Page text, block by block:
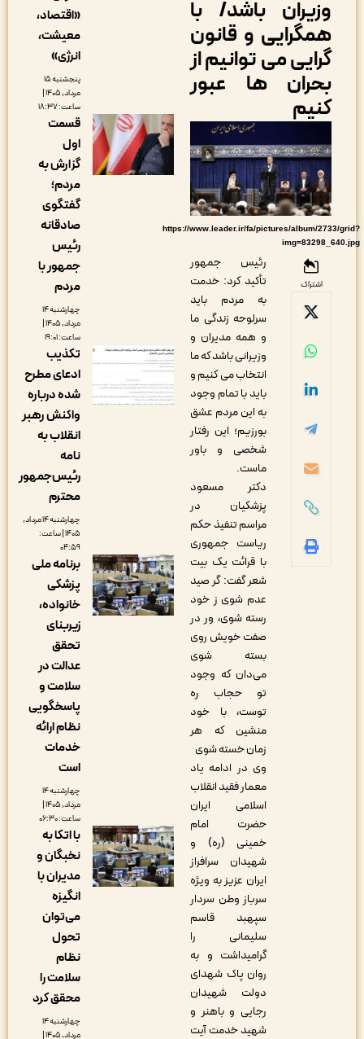
باشد/ با
و قانون
می توانیم از
ها عبور
https://www.leader.ir/fa/pictures/album/
رئیس جمهور
تأکید کرد: خدمت
به مردم باید
سرلوحه زندگی ما
و همه مدیران و
وزیرانی باشد که ما
انتخاب می کنیم و
باید با تمام وجود
به این مردم عشق
بورزیم؛ این رفتار
شخصی و باور
دکتر مسعود
پزشکیان در
مراسم تنفیذ حکم
ریاست جمهوری
با قرائت یک بیت
شعر گفت: گر صید
عدم شوی ز خود
رسته شوی، ور در
صفت خویش روی
بسته شوی
می‌دان که وجود
تو حجاب ره
توست، با خود
منشین که هر
زمان خسته شوی
وی در ادامه یاد
معمار فقید انقلاب
اسلامی ایران
حضرت امام
خمینی (ره) و
شهیدان سرافراز
ایران عزیز به ویژه
سرباز وطن سردار
سپهبد قاسم
سلیمانی را
گرامیداشت و به
روان پاک شهدای
دولت شهیدان
رجایی و باهنر و
شهید خدمت آیت
«اقتصاد،
معیشت،
پنجشنبه ۱۵
مرداد, ۱۴۰۵ |
قسمت
اول
گزارش به
گفتگوی
صادقانه
جمهور با
چهارشنبه ۱۴
مرداد, ۱۴۰۵ |
تکذیب
ادعای مطرح
شده درباره
واکنش رهبر
انقلاب به
رئیس‌جمهور
چهارشنبه ۱۴ مرداد,
۱۴۰۵ | ساعت:
برنامه ملی
پزشکی
خانواده،
عدالت در
سلامت و
پاسخگویی
نظام ارائه
چهارشنبه ۱۴
مرداد, ۱۴۰۵ |
با اتکا به
نخبگان و
مدیران با
می‌توان
سلامت را
محقق کرد
چهارشنبه ۱۴
مرداد, ۱۴۰۵ |